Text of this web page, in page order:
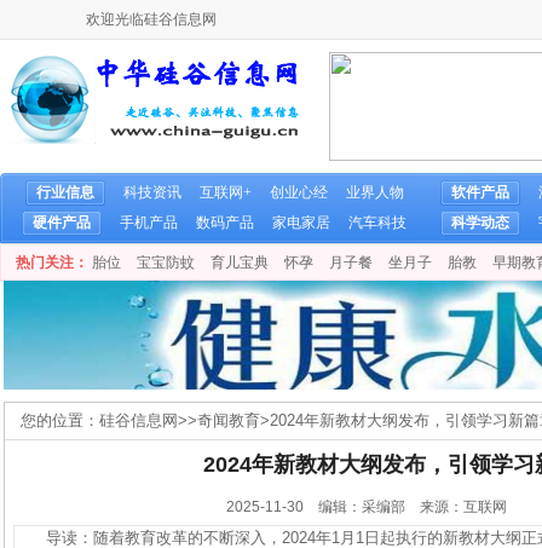
欢迎光临硅谷信息网
行业信息 科技资讯 互联网+ 创业心经
业界人物
硬件产品
手机产品 数码产品 家电家居 汽车科技
软件产品
科学动态
热门关注： 胎位 宝宝防蚊 育儿宝典 怀孕 月子餐 坐月子 胎教 早期教
您的位置： 硅谷信息网>>奇闻教育>2024年新教材大纲发布，引领学习新
2024年新教材大纲发布，引领学习
2025-11-30 编辑：采编部 来源：互联网
导读：随着教育改革的不断深入，2024年1月1日起执行的新教材大纲正